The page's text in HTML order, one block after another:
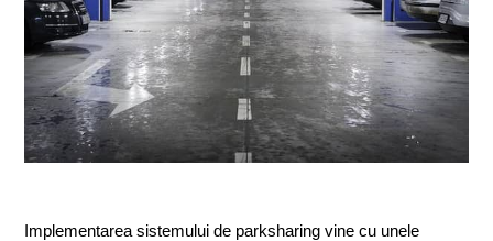
Implementarea sistemului de parksharing vine cu unele